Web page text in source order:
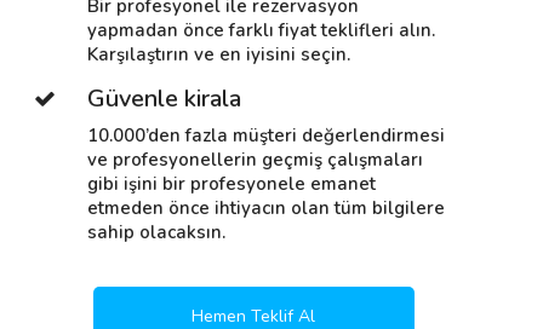
Bir profesyonel ile rezervasyon
yapmadan önce farklı fiyat teklifleri alın.
Karşılaştırın ve en iyisini seçin.
Güvenle kirala
10.000’den fazla müşteri değerlendirmesi
ve profesyonellerin geçmiş çalışmaları
gibi işini bir profesyonele emanet
etmeden önce ihtiyacın olan tüm bilgilere
sahip olacaksın.
Hemen Teklif Al